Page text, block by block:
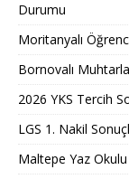
Durumu
Moritanyalı
Bornovalı
2026 YKS Tercih
LGS 1. Nakil
Maltepe Yaz